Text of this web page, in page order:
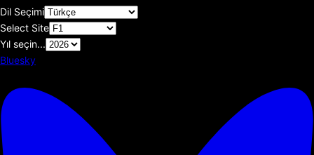
Dil Seçimi
Select Site
Yıl seçin...
Bluesky